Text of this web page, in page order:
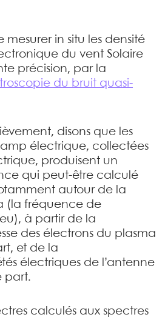
mesurer in situ les densité
du vent Solaire
précision, par la
du bruit quasi-
disons que les
électrique, collectées
produisent un
qui peut-être calculé
autour de la
(la fréquence de
à partir de la
des électrons du plasma
et de la
électriques de l’antenne
part.
calculés aux spectres